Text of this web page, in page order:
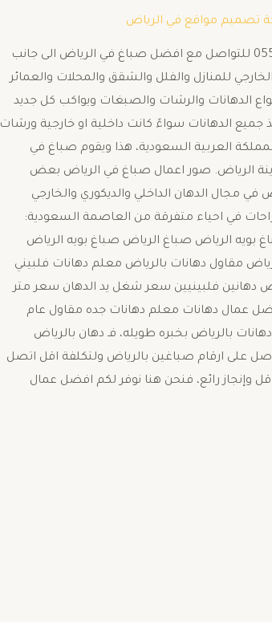
تصميم مواقع في الرياض
صباغ بالرياض يوفره معلم دهانات بالرياض وهذا رقم صباغ بالرياض 0551728010 للتواصل مع افضل صباغ في الرياض الى جانب
للمنازل والفلل والشقق والمحلات والعمائر
الدهانات والرشات والصبغات ويواكب كل جديد
جميع الدهانات سواءً كانت داخلية او خارجية ورشات
الذي تشهده المملكة العربية السعودية، هذا ويقوم صباغ في
الرياض. صور اعمال صباغ في الرياض بعض
الدهان الداخلي والديكوري والخارجي
في احياء متفرقة من العاصمة السعودية:
الرياض صباغ الرياض صباغ بويه الرياض
مقاول دهانات بالرياض معلم دهانات فلبيني
دهانين فلبينيين سعر شغل يد الدهان سعر متر
المواد 2024 دهان هندي بالرياض افضل عمال دهانات معلم دهانات جده مقاول عام
بالرياض بخبره طويله، فـ دهان بالرياض
على ارقام صباغين بالرياض ولتكلفة اقل اتصل
وإنجاز رائع، فنحن هنا نوفر لكم افضل عمال